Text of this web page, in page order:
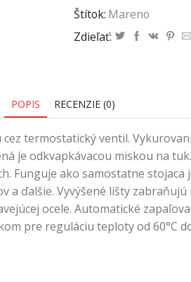
Štítok: Mareno
Zdieľať:
POPIS RECENZIE (0)
termostatický ventil.
je odkvapkávacou miskou na
Funguje ako samostatne
ďalšie. Vyvýšené lišty
ocele. Automatické
pre reguláciu teploty od 60°C